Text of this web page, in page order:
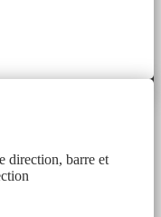
direction, barre et